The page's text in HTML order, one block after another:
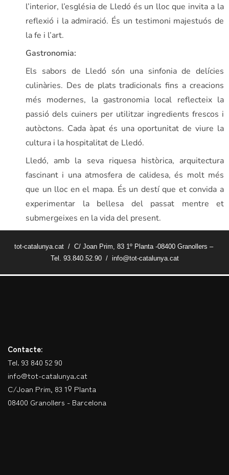
l’interior, l’església de Lledó és un lloc que invita a la
reflexió i la admiració. És un testimoni majestuós de
la fe i l’art.
Gastronomia:
Els sabors de Lledó són una sinfonia de delícies
culinàries. Des de plats tradicionals fins a creacions
més modernes, la gastronomia local reflecteix la
passió dels cuiners per utilitzar ingredients frescos i
autòctons. Cada àpat és una oportunitat de viure la
cultura i la hospitalitat de Lledó.
Lledó, amb la seva riquesa històrica, arquitectura
fascinant i una atmosfera de calidesa, és molt més
que un lloc en el mapa. És un destí que et convida a
experimentar la bellesa del passat mentre et
submergeixes en la vida del present.
tot-catalunya.cat / C/ Joan Prim, 83 1º Planta -08400 Granollers –
Tel. 93.840.52.90 / info@tot-catalunya.cat
Contacte:
Tel. 93 840 52 90
info@tot-catalunya.cat
C/Joan Prim, 83 1º Planta
08400 Granollers - Barcelona